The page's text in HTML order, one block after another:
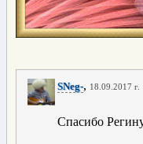
SNeg-, 18.09.2017 г.
Спасибо